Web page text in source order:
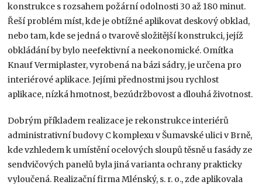
konstrukce s rozsahem požární odolnosti 30 až 180 minut.
Řeší problém míst, kde je obtížné aplikovat deskový obklad,
nebo tam, kde se jedná o tvarově složitější konstrukci, jejíž
obkládání by bylo neefektivní a neekonomické. Omítka
Knauf Vermiplaster, vyrobená na bázi sádry, je určena pro
interiérové aplikace. Jejími přednostmi jsou rychlost
aplikace, nízká hmotnost, bezúdržbovost a dlouhá životnost.
Dobrým příkladem realizace je rekonstrukce interiérů
administrativní budovy C komplexu v Šumavské ulici v Brně,
kde vzhledem k umístění ocelových sloupů těsně u fasády ze
sendvičových panelů byla jiná varianta ochrany prakticky
vyloučená. Realizační firma Mlénský, s. r. o., zde aplikovala